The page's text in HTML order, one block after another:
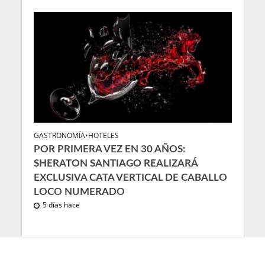
GASTRONOMÍA•HOTELES
POR PRIMERA VEZ EN 30 AÑOS:
SHERATON SANTIAGO REALIZARÁ
EXCLUSIVA CATA VERTICAL DE CABALLO
LOCO NUMERADO
5 días hace